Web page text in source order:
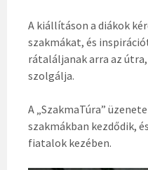
A kiállításon a diákok
szakmákat, és
rátaláljanak arra az
szolgálja.
A „SzakmaTúra”
szakmákban kezdődik,
fiatalok kezében.